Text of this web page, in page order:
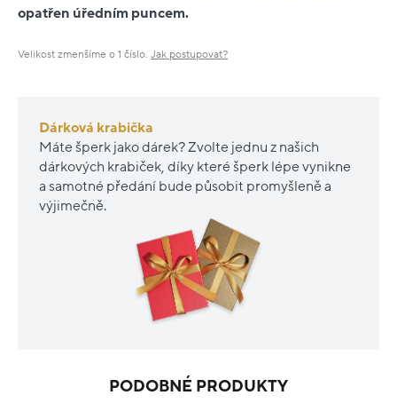
opatřen úředním puncem.
Velikost zmenšíme o 1 číslo. Jak postupovat?
Dárková krabička
Máte šperk jako dárek? Zvolte jednu z našich
dárkových krabiček, díky které šperk lépe vynikne
a samotné předání bude působit promyšleně a
výjimečně.
PODOBNÉ PRODUKTY